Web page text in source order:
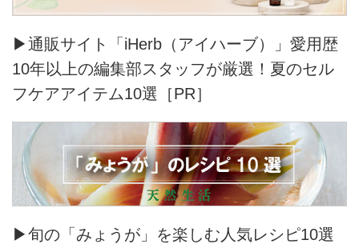
▶通販サイト「iHerb（アイハーブ）」愛用歴
10年以上の編集部スタッフが厳選！夏のセル
フケアアイテム10選［PR］
▶旬の「みょうが」を楽しむ人気レシピ10選